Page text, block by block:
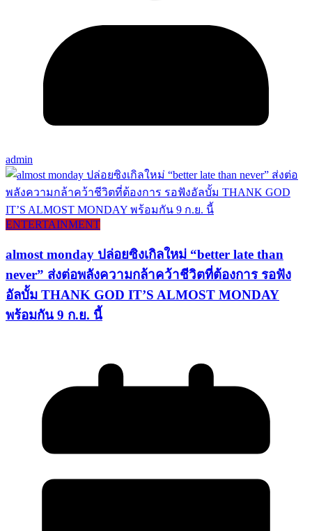
admin
ENTERTAINMENT
almost monday ปล่อยซิงเกิลใหม่ “better late than
never” ส่งต่อพลังความกล้าคว้าชีวิตที่ต้องการ รอฟัง
อัลบั้ม THANK GOD IT’S ALMOST MONDAY
พร้อมกัน 9 ก.ย. นี้